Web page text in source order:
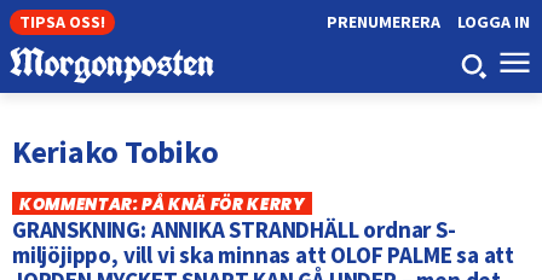
TIPSA OSS! LOGGA IN
PRENUMERERA
Keriako Tobiko
KOMMENTAR: PÅ KNÄ FÖR KERRY
GRANSKNING: ANNIKA STRANDHÄLL ordnar S-
miljöjippo, vill vi ska minnas att OLOF PALME sa att